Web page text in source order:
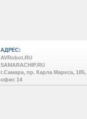
АДРЕС:
AVRobot.RU
SAMARACHIP.RU
г.Самара, пр. Карла Маркса, 185,
офис 14